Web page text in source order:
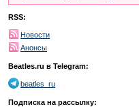
RSS:
Новости
Анонсы
Beatles.ru в Telegram:
beatles_ru
Подписка на рассылку: